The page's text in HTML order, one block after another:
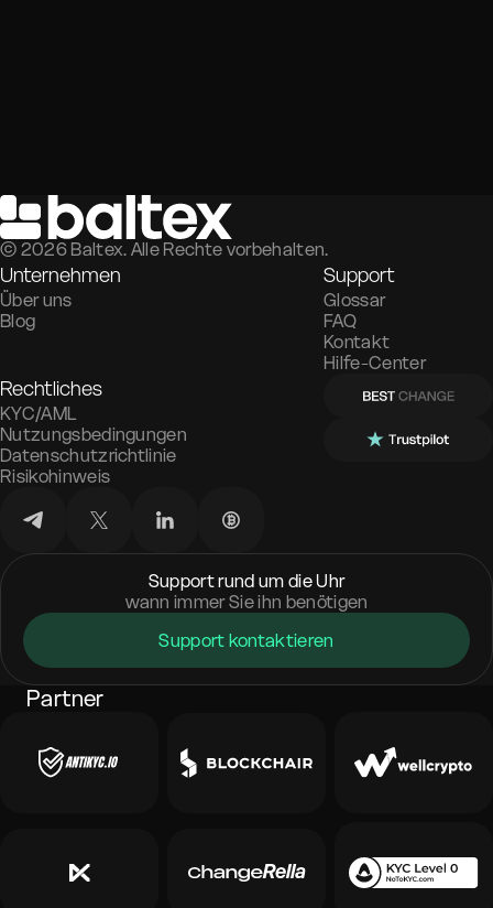
© 2026 Baltex. Alle Rechte vorbehalten.
Unternehmen
Über uns
Blog
Support
Glossar
FAQ
Kontakt
Hilfe-Center
Rechtliches
KYC/AML
Nutzungsbedingungen
Datenschutzrichtlinie
Risikohinweis
Support rund um die Uhr
wann immer Sie ihn benötigen
Support kontaktieren
Partner